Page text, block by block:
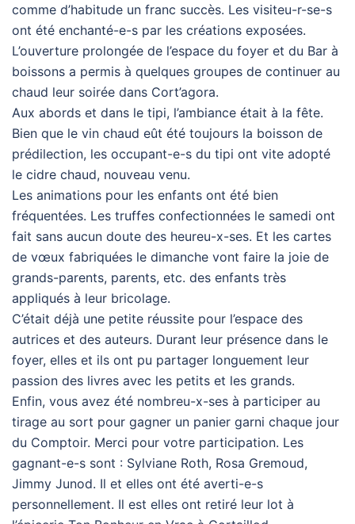
comme d’habitude un franc succès. Les visiteu-r-se-s
ont été enchanté-e-s par les créations exposées.
L’ouverture prolongée de l’espace du foyer et du Bar à
boissons a permis à quelques groupes de continuer au
chaud leur soirée dans Cort’agora.
Aux abords et dans le tipi, l’ambiance était à la fête.
Bien que le vin chaud eût été toujours la boisson de
prédilection, les occupant-e-s du tipi ont vite adopté
le cidre chaud, nouveau venu.
Les animations pour les enfants ont été bien
fréquentées. Les truffes confectionnées le samedi ont
fait sans aucun doute des heureu-x-ses. Et les cartes
de vœux fabriquées le dimanche vont faire la joie de
grands-parents, parents, etc. des enfants très
appliqués à leur bricolage.
C’était déjà une petite réussite pour l’espace des
autrices et des auteurs. Durant leur présence dans le
foyer, elles et ils ont pu partager longuement leur
passion des livres avec les petits et les grands.
Enfin, vous avez été nombreu-x-ses à participer au
tirage au sort pour gagner un panier garni chaque jour
du Comptoir. Merci pour votre participation. Les
gagnant-e-s sont : Sylviane Roth, Rosa Gremoud,
Jimmy Junod. Il et elles ont été averti-e-s
personnellement. Il est elles ont retiré leur lot à